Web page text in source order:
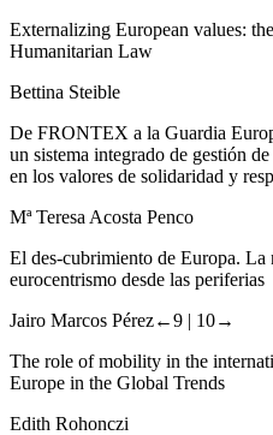
Externalizing European values:
Humanitarian Law
Bettina Steible
De FRONTEX a la Guardia
un sistema integrado de gestión
en los valores de solidaridad y
Mª Teresa Acosta Penco
El des-cubrimiento de Europa. La
eurocentrismo desde las periferias
Jairo Marcos Pérez←9 | 10→
The role of mobility in the
Europe in the Global Trends
Edith Rohonczi